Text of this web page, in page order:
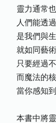
靈力通常也
人們能透過
是我們與生
就如同藝術
只要經過不
而魔法的核
當你感知到
本書中將靈